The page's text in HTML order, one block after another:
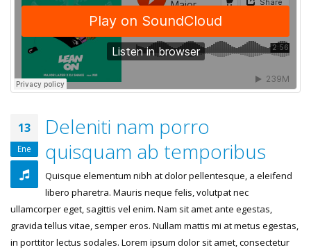
13
Ene
Deleniti nam porro
quisquam ab temporibus
Quisque elementum nibh at dolor pellentesque, a eleifend
libero pharetra. Mauris neque felis, volutpat nec
ullamcorper eget, sagittis vel enim. Nam sit amet ante egestas,
gravida tellus vitae, semper eros. Nullam mattis mi at metus egestas,
in porttitor lectus sodales. Lorem ipsum dolor sit amet, consectetur